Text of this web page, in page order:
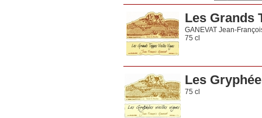
Les Grands
GANEVAT Jean-
75 cl
Les
75 cl